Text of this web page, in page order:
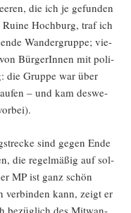
die ich je gefun­den
Hoch­burg, traf ich
Wan­der­grup­pe; vie­
Bür­ge­rIn­nen mit poli­
die Grup­pe war über
– und kam des­we­
sind gegen Ende
die regel­mä­ßig auf sol­
MP ist ganz schön
ver­bin­den kann, zeigt er
bezüg­lich des Mit­wan­